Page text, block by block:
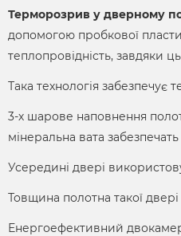
Терморозрив у дверному
допомогою пробкової
теплопровідність, завдяки
Така технологія забезпечує
3-х шарове наповнення
мінеральна вата
Усередині двері
Товщина полотна такої
Енергоефективний